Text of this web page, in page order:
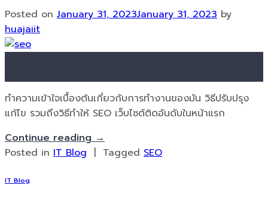
Posted on January 31, 2023January 31, 2023 by
huajaiit
ทำความเข้าใจเบื้องต้นเกี่ยวกับการทำงานของมัน วิธีปรับปรุง
แก้ไข รวมถึงวิธีทำให้ SEO เว็บไซต์ติดอันดับในหน้าแรก
Continue reading→
Posted in IT Blog | Tagged SEO
IT Blog